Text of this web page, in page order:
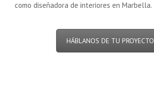
como diseñadora de interiores en Marbella.
HÁBLANOS DE TU PROYECTO